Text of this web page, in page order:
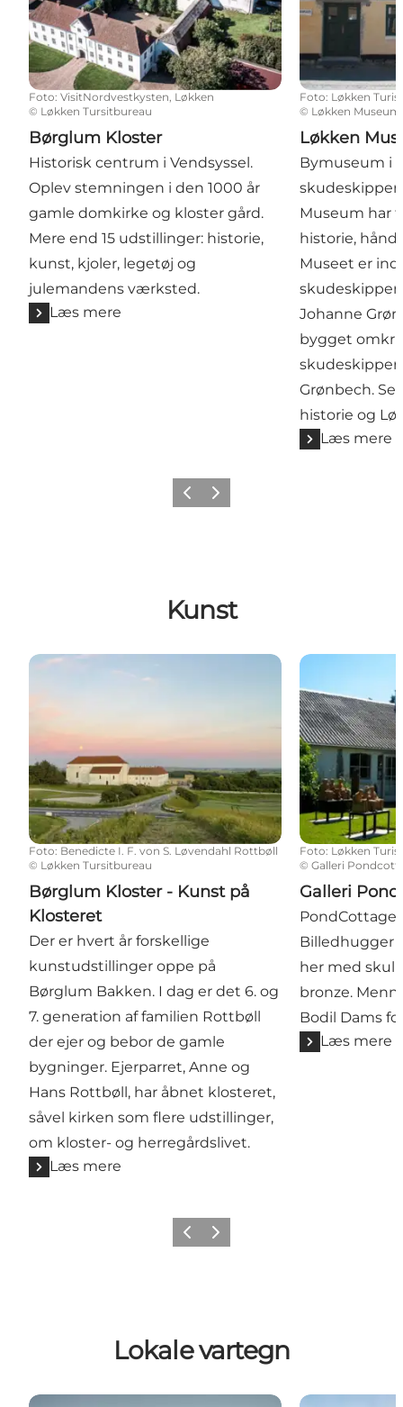
Foto: VisitNordvestkysten, Løkken
© Løkken Tursitbureau
Børglum Kloster
Historisk centrum i Vendsyssel.
Oplev stemningen i den 1000 år
gamle domkirke og kloster gård.
Mere end 15 udstillinger: historie,
kunst, kjoler, legetøj og
julemandens værksted.
Læs mere
Foto: Løkken
© Løkken Museum
Løkken
Bymuseum i
Museum har
historie,
Museet er
Johanne
bygget
Grønbech.
historie og
Læs mere
ForrigeNæste
Kunst
Børglum Kloster - Kunst på Klosteret
Foto: Benedicte I. F. von S. Løvendahl Rottbøll
© Løkken Tursitbureau
Børglum Kloster - Kunst på
Klosteret
Der er hvert år forskellige
kunstudstillinger oppe på
Børglum Bakken. I dag er det 6. og
7. generation af familien Rottbøll
der ejer og bebor de gamle
bygninger. Ejerparret, Anne og
Hans Rottbøll, har åbnet klosteret,
såvel kirken som flere udstillinger,
om kloster- og herregårdslivet.
Læs mere
Galleri
Foto: Løkken
©Galleri
Galleri
PondCottage
Billedhugger
her med
bronze.
Bodil Dams
Læs mere
ForrigeNæste
Lokale vartegn
Badehusene på Løkken Strand Løkken